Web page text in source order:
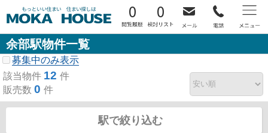
0 0
余部駅物件一覧
募集中のみ表示
該当物件 12 件
販売数 0 件
駅で絞り込む